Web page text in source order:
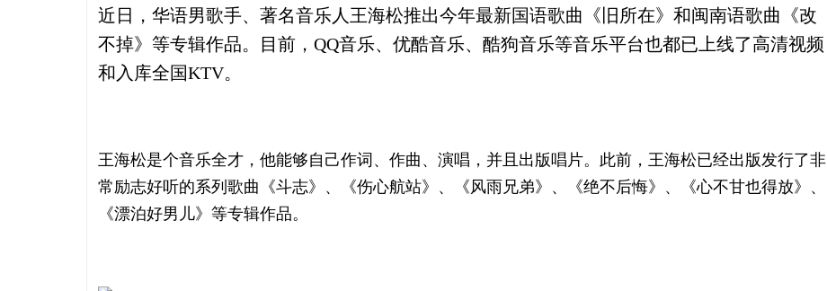
近日，华语男歌手、著名音乐人王海松推出今年最新国语歌曲《旧所在》和闽南语歌曲《改
不掉》等专辑作品。目前，QQ音乐、优酷音乐、酷狗音乐等音乐平台也都已上线了高清视频
和入库全国KTV。
王海松是个音乐全才，他能够自己作词、作曲、演唱，并且出版唱片。此前，王海松已经出版发行了非
常励志好听的系列歌曲《斗志》、《伤心航站》、《风雨兄弟》、《绝不后悔》、《心不甘也得放》、
《漂泊好男儿》等专辑作品。